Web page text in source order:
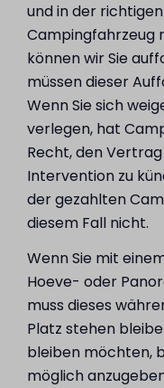
und in der
Campingfahrzeug
können wir Sie
müssen dieser
Wenn Sie sich
verlegen, hat
Recht, den
Intervention zu
der gezahlten
diesem Fall nicht.
Wenn Sie mit
Hoeve- oder
muss dieses
Platz stehen
bleiben möchten,
möglich